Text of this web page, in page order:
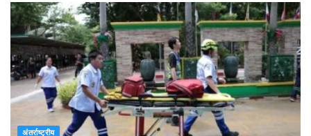
अंतर्राष्ट्रीय